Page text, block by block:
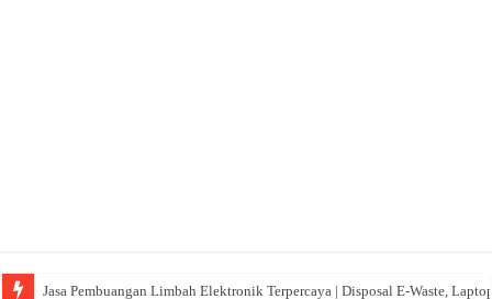
Jasa Pembuangan Limbah Elektronik Terpercaya | Disposal E-Waste,